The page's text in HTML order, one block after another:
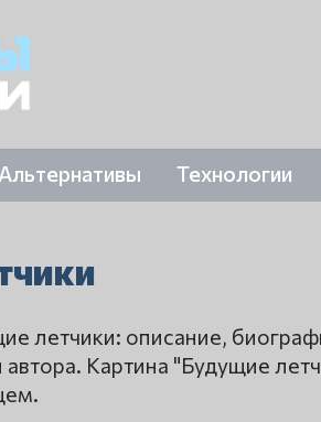
Альтернативы Технологии
летчики: описание,
Картина "Будущие